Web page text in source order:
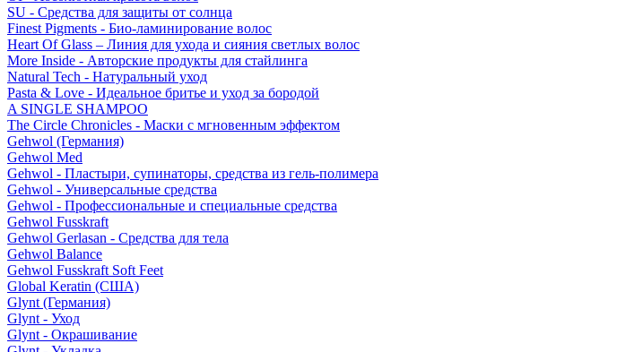
SU - Средства для защиты от солнца
Finest Pigments - Био-ламинирование волос
Heart Of Glass – Линия для ухода и сияния светлых волос
More Inside - Авторские продукты для стайлинга
Natural Tech - Натуральный уход
Pasta & Love - Идеальное бритье и уход за бородой
A SINGLE SHAMPOO
The Circle Chronicles - Маски с мгновенным эффектом
Gehwol (Германия)
Gehwol Med
Gehwol - Пластыри, супинаторы, средства из гель-полимера
Gehwol - Универсальные средства
Gehwol - Профессиональные и специальные средства
Gehwol Fusskraft
Gehwol Gerlasan - Средства для тела
Gehwol Balance
Gehwol Fusskraft Soft Feet
Global Keratin (США)
Glynt (Германия)
Glynt - Уход
Glynt - Окрашивание